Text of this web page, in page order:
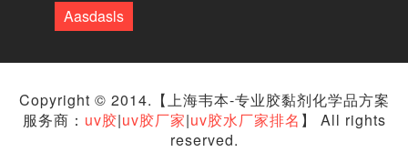
Aasdasls
Copyright © 2014.【上海韦本-专业胶黏剂化学品方案
服务商： uv胶|uv胶厂家|uv胶水厂家排名 】 All rights
reserved.